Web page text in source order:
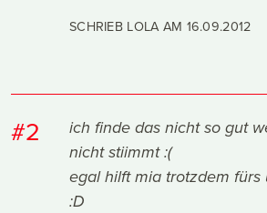
SCHRIEB LOLA AM 16.09.2012
#2
ich finde das nicht so gut
nicht stiimmt :(
egal hilft mia trotzdem fürs
:D